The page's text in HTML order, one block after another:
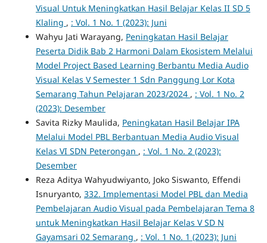
Visual Untuk Meningkatkan Hasil Belajar Kelas II SD 5
Klaling , : Vol. 1 No. 1 (2023): Juni
Wahyu Jati Warayang, Peningkatan Hasil Belajar
Peserta Didik Bab 2 Harmoni Dalam Ekosistem Melalui
Model Project Based Learning Berbantu Media Audio
Visual Kelas V Semester 1 Sdn Panggung Lor Kota
Semarang Tahun Pelajaran 2023/2024 , : Vol. 1 No. 2
(2023): Desember
Savita Rizky Maulida, Peningkatan Hasil Belajar IPA
Melalui Model PBL Berbantuan Media Audio Visual
Kelas VI SDN Peterongan , : Vol. 1 No. 2 (2023):
Desember
Reza Aditya Wahyudwiyanto, Joko Siswanto, Effendi
Isnuryanto, 332. Implementasi Model PBL dan Media
Pembelajaran Audio Visual pada Pembelajaran Tema 8
untuk Meningkatkan Hasil Belajar Kelas V SD N
Gayamsari 02 Semarang , : Vol. 1 No. 1 (2023): Juni